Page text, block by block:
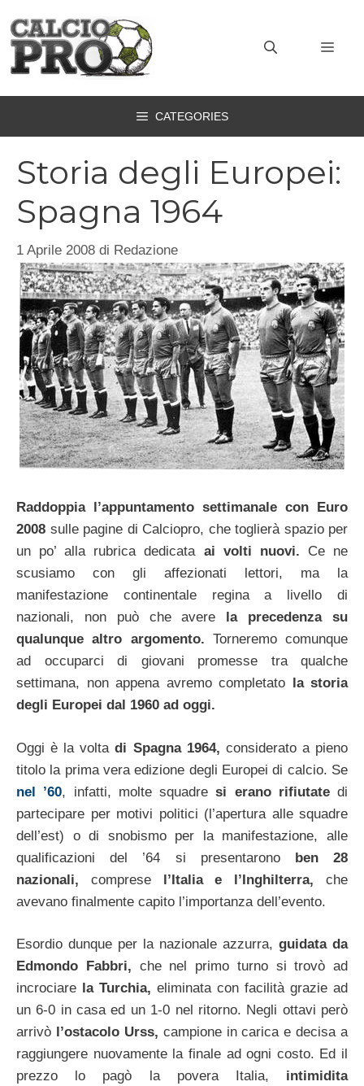
contenuto
CATEGORIES
Storia degli Europei:
Spagna 1964
1 Aprile 2008 di Redazione
Raddoppia l’appuntamento settimanale con Euro
2008 sulle pagine di Calciopro, che toglierà spazio per
un po’ alla rubrica dedicata ai volti nuovi. Ce ne
scusiamo con gli affezionati lettori, ma la
manifestazione continentale regina a livello di
nazionali, non può che avere la precedenza su
qualunque altro argomento. Torneremo comunque
ad occuparci di giovani promesse tra qualche
settimana, non appena avremo completato la storia
degli Europei dal 1960 ad oggi.
Oggi è la voltadi Spagna 1964, considerato a pieno
titolo la prima vera edizione degli Europei di calcio. Se
nel ’60, infatti, molte squadresi erano rifiutate di
partecipare per motivi politici (l’apertura alle squadre
dell’est) o di snobismo per la manifestazione, alle
qualificazioni del ’64 si presentarono ben 28
nazionali, comprese l’Italia e l’Inghilterra,che
avevano finalmente capito l’importanza dell’evento.
Esordio dunque per la nazionale azzurra, guidata da
Edmondo Fabbri, che nel primo turno si trovò ad
incrociare la Turchia, eliminata con facilità grazie ad
un 6-0 in casa ed un 1-0 nel ritorno. Negli ottavi però
arrivò l’ostacolo Urss, campione in carica e decisa a
raggiungere nuovamente la finale ad ogni costo. Ed il
prezzo lo pagò la povera Italia, intimidita